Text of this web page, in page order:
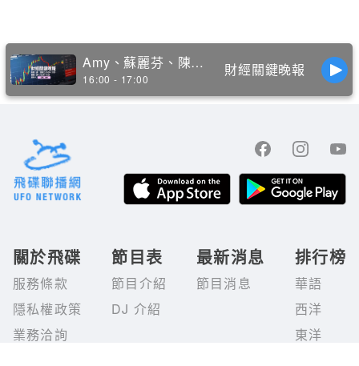
Amy、蘇麗芬、陳彥蓉
16:00 - 17:00
財經關鍵晚報
關於飛碟
服務條款
隱私權政策
業務洽詢
節目表
節目介紹
DJ 介紹
最新消息
節目消息
排行榜
華語
西洋
東洋